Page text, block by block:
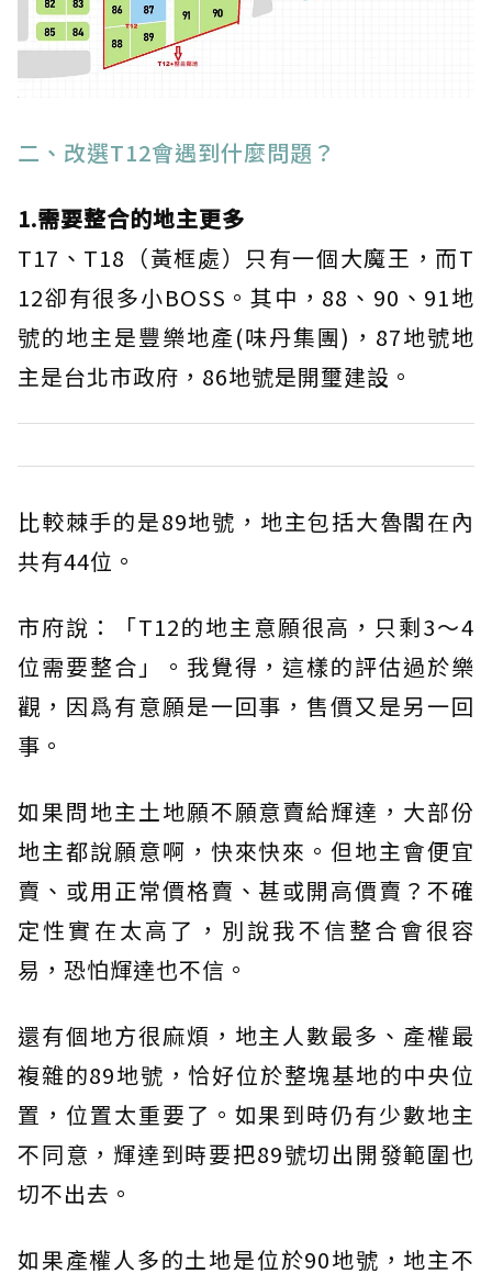
二、改選T12會遇到什麼問題？
1.需要整合的地主更多
T17、T18（黃框處）只有一個大魔王，而T
12卻有很多小BOSS。其中，88、90、91地
號的地主是豐樂地產(味丹集團)，87地號地
主是台北市政府，86地號是開璽建設。
比較棘手的是89地號，地主包括大魯閣在內
共有44位。
市府說：「T12的地主意願很高，只剩3～4
位需要整合」。我覺得，這樣的評估過於樂
觀，因爲有意願是一回事，售價又是另一回
事。
如果問地主土地願不願意賣給輝達，大部份
地主都說願意啊，快來快來。但地主會便宜
賣、或用正常價格賣、甚或開高價賣？不確
定性實在太高了，別說我不信整合會很容
易，恐怕輝達也不信。
還有個地方很麻煩，地主人數最多、產權最
複雜的89地號，恰好位於整塊基地的中央位
置，位置太重要了。如果到時仍有少數地主
不同意，輝達到時要把89號切出開發範圍也
切不出去。
如果產權人多的土地是位於90地號，地主不